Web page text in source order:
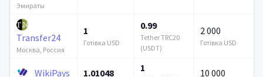
Эмираты
Transfer24
Москва, Россия
1
Готівка USD
0.99
Tether TRC20
(USDT)
2 000
Готівка USD
WikiPays 1.01048 1 10 000